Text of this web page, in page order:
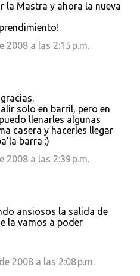
la Mastra y ahora la nueva
2008 a las 2:15 p.m.
solo en barril, pero en
llenarles algunas
casera y hacerles llegar
barra :)
2008 a las 2:39 p.m.
ansiosos la salida de
la vamos a poder
2008 a las 2:08 p.m.